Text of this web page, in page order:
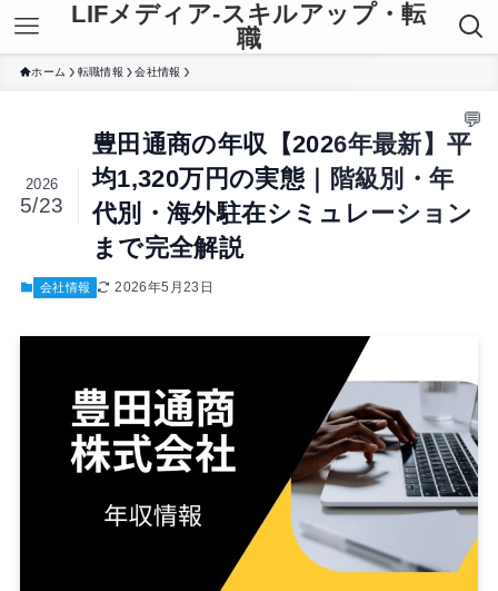
LIFメディア-スキルアップ・転
職
ホーム 転職情報 会社情報
豊田通商の年収【2026年最新】平
均1,320万円の実態｜階級別・年
代別・海外駐在シミュレーション
まで完全解説
2026
5/23
会社情報 2026年5月23日